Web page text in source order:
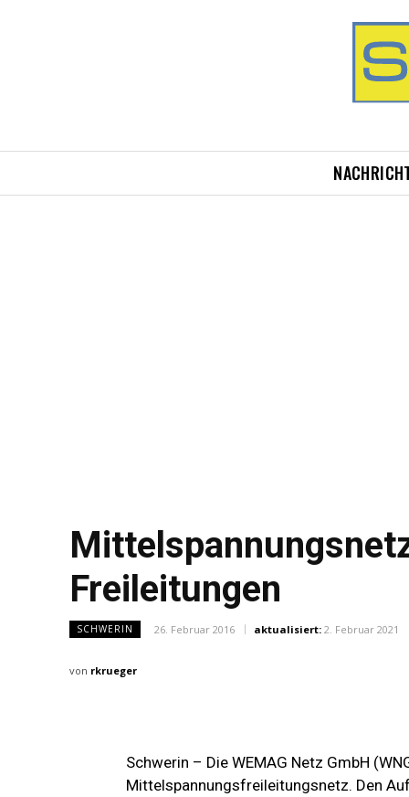
Freileitungen
SCHWERIN 26. Februar 2016 aktualisiert: 2. Februar 2021
von rkrueger
Schwerin – Die WEMAG Netz GmbH
Mittelspannungsfreileitungsnetz. Den